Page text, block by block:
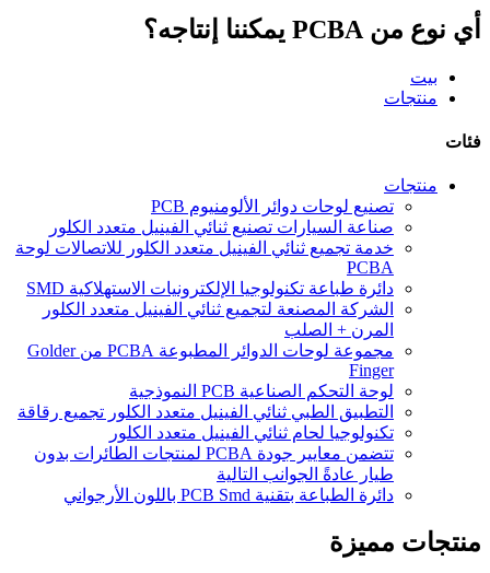
أي نوع من PCBA يمكننا إنتاجه؟
بيت
منتجات
فئات
منتجات
تصنيع لوحات دوائر الألومنيوم PCB
صناعة السيارات تصنيع ثنائي الفينيل متعدد الكلور
خدمة تجميع ثنائي الفينيل متعدد الكلور للاتصالات لوحة
PCBA
دائرة طباعة تكنولوجيا الإلكترونيات الاستهلاكية SMD
الشركة المصنعة لتجميع ثنائي الفينيل متعدد الكلور
المرن + الصلب
مجموعة لوحات الدوائر المطبوعة PCBA من Golder
Finger
لوحة التحكم الصناعية PCB النموذجية
التطبيق الطبي ثنائي الفينيل متعدد الكلور تجميع رقاقة
تكنولوجيا لحام ثنائي الفينيل متعدد الكلور
تتضمن معايير جودة PCBA لمنتجات الطائرات بدون
طيار عادةً الجوانب التالية
دائرة الطباعة بتقنية PCB Smd باللون الأرجواني
منتجات مميزة